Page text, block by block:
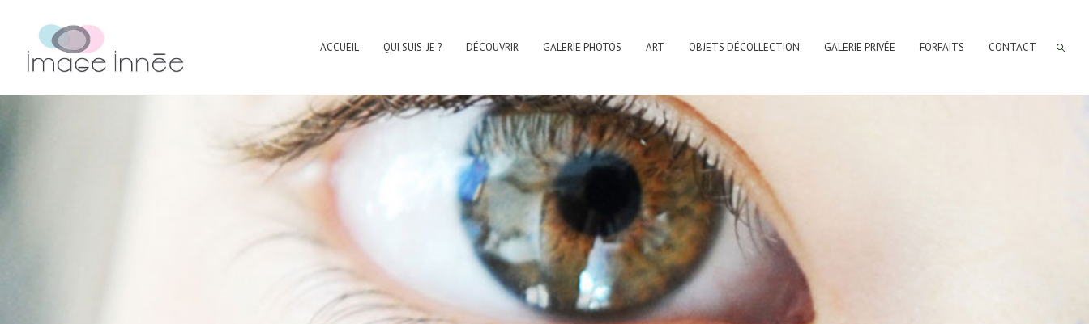
ACCUEIL QUI SUIS-JE ? DÉCOUVRIR GALERIE PHOTOS ART OBJETS DÉCOLLECTION GALERIE PRIVÉE FORFAITS CONTACT